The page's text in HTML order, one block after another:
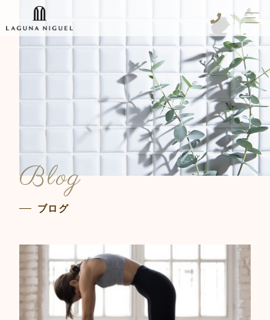
Blog
ブログ